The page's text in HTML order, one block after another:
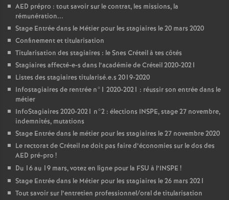
AED prépro : tout savoir sur le contrat, les missions, la
rémunération...
Stage Entrée dans le Métier pour les stagiaires le 20 mars 2020
Confinement et titularisation
Titularisation des stagiaires : le Snes Créteil à tes côtés
Stagiaires affecté-e-s dans l’académie de Créteil 2020-2021
Listes des stagiaires titularisé.e.s 2019-2020
Infostagiaires de rentrée n°1 2020-2021 : réussir son entrée dans le
métier
InfoStagiaires 2020-2021 n°2 : élections INSPE, stage 27 novembre,
indemnités, mutations
Stage Entrée dans le métier pour les stagiaires le 27 novembre 2020
Le rectorat de Créteil ne doit pas faire d’économies sur le dos des
AED pré-pro !
Du 16 au 19 mars, votez en ligne pour la FSU à l’INSPE !
Stage Entrée dans le Métier pour les stagiaires le 26 mars 2021
Tout savoir sur l’entretien professionnel/oral de titularisation